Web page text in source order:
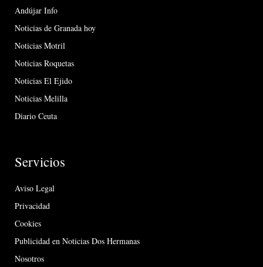
Andújar Info
Noticias de Granada hoy
Noticias Motril
Noticias Roquetas
Noticias El Ejido
Noticias Melilla
Diario Ceuta
Servicios
Aviso Legal
Privacidad
Cookies
Publicidad en Noticias Dos Hermanas
Nosotros